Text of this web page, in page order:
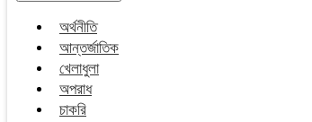
অর্থনীতি
আন্তর্জাতিক
খেলাধুলা
অপরাধ
চাকরি